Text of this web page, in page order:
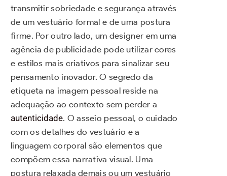
transmitir sobriedade e segurança através
de um vestuário formal e de uma postura
firme. Por outro lado, um designer em uma
agência de publicidade pode utilizar cores
e estilos mais criativos para sinalizar seu
pensamento inovador. O segredo da
etiqueta na imagem pessoal reside na
adequação ao contexto sem perder a
autenticidade. O asseio pessoal, o cuidado
com os detalhes do vestuário e a
linguagem corporal são elementos que
compõem essa narrativa visual. Uma
postura relaxada demais ou um vestuário